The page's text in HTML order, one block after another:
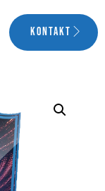
Kontakt